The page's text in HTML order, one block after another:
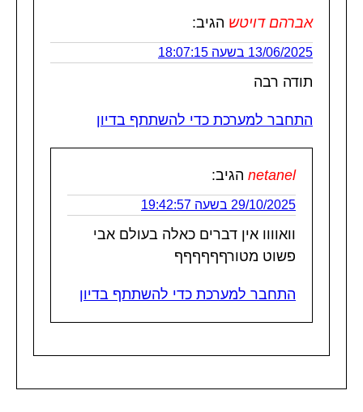
אברהם דויטש הגיב:
13/06/2025 בשעה 18:07:15
תודה רבה
התחבר למערכת כדי להשתתף בדיון
netanel הגיב:
29/10/2025 בשעה 19:42:57
וואוווו אין דברים כאלה בעולם אבי
פשוט מטורףףףףףף
התחבר למערכת כדי להשתתף בדיון